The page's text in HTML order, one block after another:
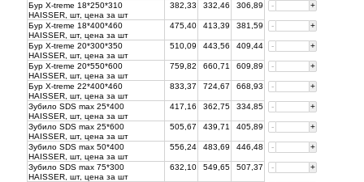
Бур X-treme 18*250*310
HAISSER, шт, цена за шт
382,33 332,46 306,89 - +
Бур X-treme 18*400*460
HAISSER, шт, цена за шт
475,40 413,39 381,59 - +
Бур X-treme 20*300*350
HAISSER, шт, цена за шт
510,09 443,56 409,44 - +
Бур X-treme 20*550*600
HAISSER, шт, цена за шт
759,82 660,71 609,89 - +
Бур X-treme 22*400*460
HAISSER, шт, цена за шт
833,37 724,67 668,93 - +
Зубило SDS max 25*400
HAISSER, шт, цена за шт
417,16 362,75 334,85 - +
Зубило SDS max 25*600
HAISSER, шт, цена за шт
505,67 439,71 405,89 - +
Зубило SDS max 50*400
HAISSER, шт, цена за шт
556,24 483,69 446,48 - +
Зубило SDS max 75*300
HAISSER, шт, цена за шт
632,10 549,65 507,37 - +